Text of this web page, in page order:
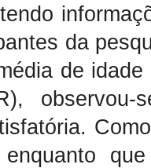
da
de
enquanto